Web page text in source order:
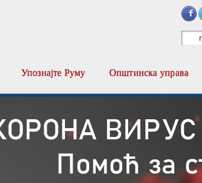
Упознајте Руму Општинска управа